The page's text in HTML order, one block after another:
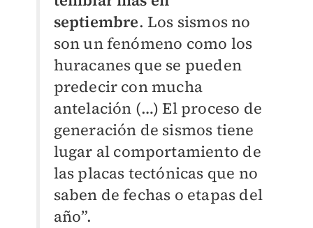
septiembre. Los sismos no
son un fenómeno como los
huracanes que se pueden
predecir con mucha
antelación (…) El proceso de
generación de sismos tiene
lugar al comportamiento de
las placas tectónicas que no
saben de fechas o etapas del
año”.